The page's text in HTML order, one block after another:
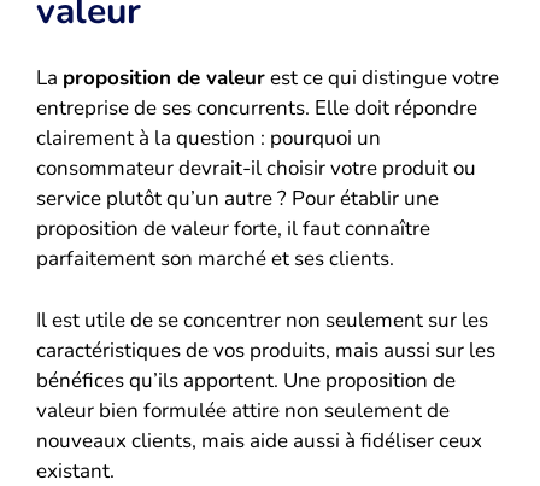
valeur
La proposition de valeurest ce qui distingue votre
entreprise de ses concurrents. Elle doit répondre
clairement à la question : pourquoi un
consommateur devrait-il choisir votre produit ou
service plutôt qu’un autre ? Pour établir une
proposition de valeur forte, il faut connaître
parfaitement son marché et ses clients.
Il est utile de se concentrer non seulement sur les
caractéristiques de vos produits, mais aussi sur les
bénéfices qu’ils apportent. Une proposition de
valeur bien formulée attire non seulement de
nouveaux clients, mais aide aussi à fidéliser ceux
existant.